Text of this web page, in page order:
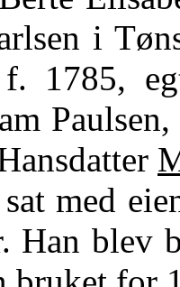
i
1785,
med
Han blev